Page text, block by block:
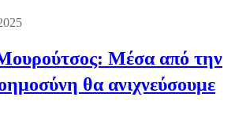
Μέσα από την
θα ανιχνεύσουμε